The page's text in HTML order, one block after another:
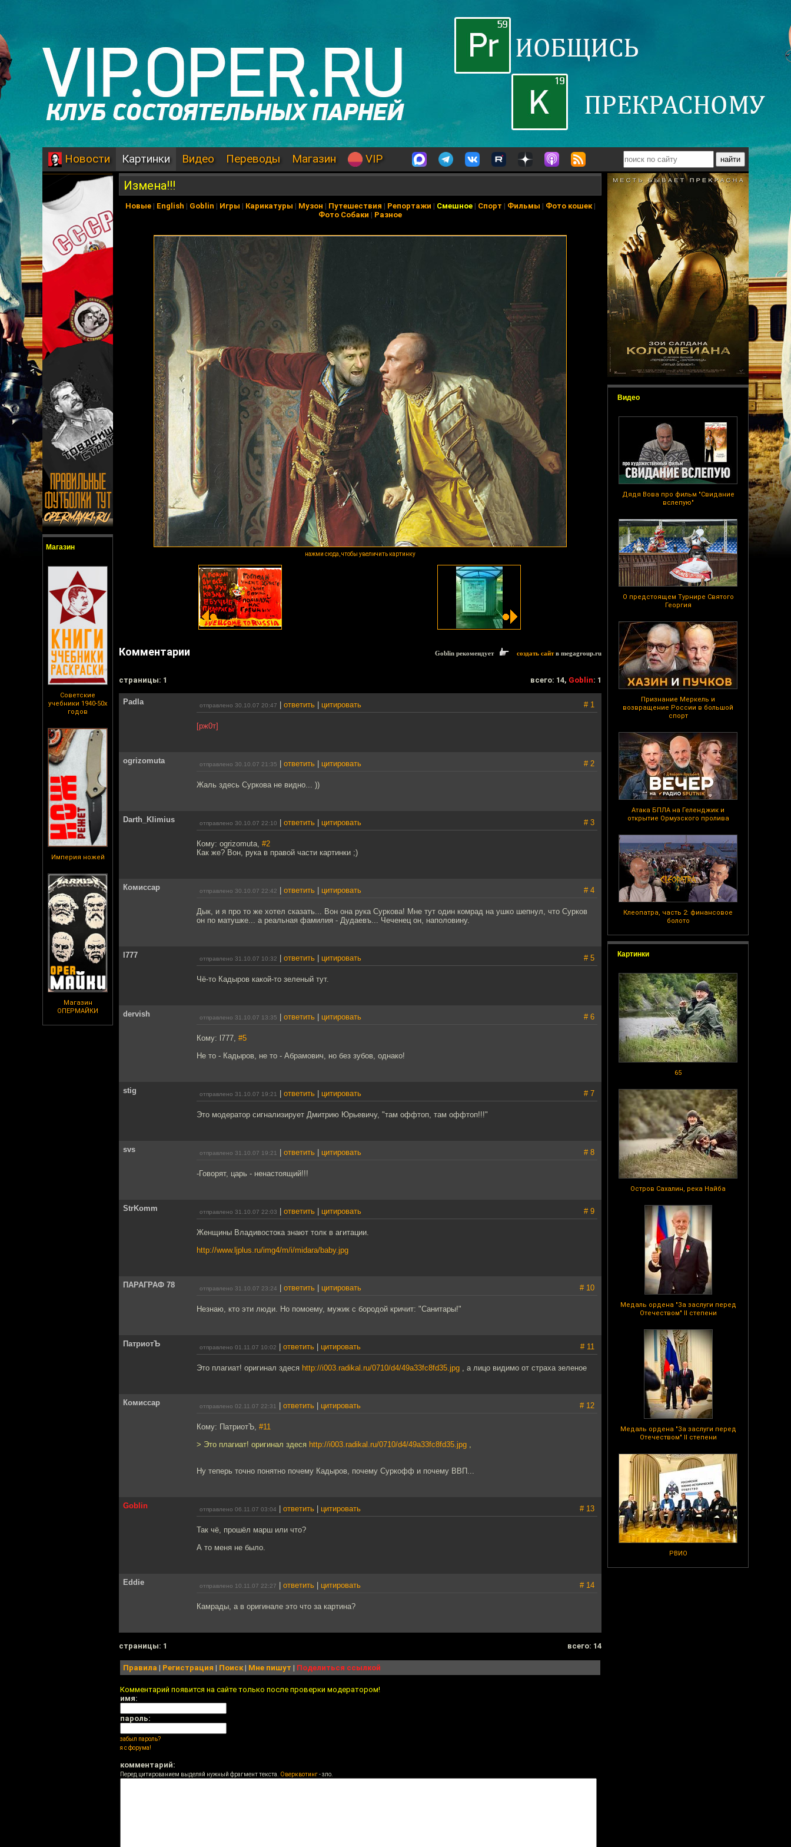
Новости Картинки Видео Переводы Магазин VIP
Магазин
Советские
учебники 1940-50х
годов
Империя ножей
Магазин
ОПЕРМАЙКИ
Видео
Дядя Вова про фильм "Свидание
вслепую"
О предстоящем Турнире Святого
Георгия
Признание Меркель и
возвращение России в большой
спорт
Атака БПЛА на Геленджик и
открытие Ормузского пролива
Клеопатра, часть 2: финансовое
болото
Картинки
65
Остров Сахалин, река Найба
Медаль ордена "За заслуги перед
Отечеством" II степени
Медаль ордена "За заслуги перед
Отечеством" II степени
РВИО
Измена!!!
Новые| English | Goblin | Игры | Карикатуры | Музон | Путешествия | Репортажи | Смешное| Спорт | Фильмы | Фото кошек|
Фото Собаки | Разное
нажми сюда, чтобы увеличить картинку
Комментарии Goblin рекомендует создать сайтв megagroup.ru
cтраницы: 1 всего: 14, Goblin: 1
Padla отправлено 30.10.07 20:47 ответить цитировать # 1
[рж0т]
ogrizomuta отправлено 30.10.07 21:35 ответить цитировать # 2
Жаль здесь Суркова не видно... ))
Darth_Klimius отправлено 30.10.07 22:10 ответить цитировать # 3
Кому: ogrizomuta, #2
Как же? Вон, рука в правой части картинки ;)
Комиссар отправлено 30.10.07 22:42 ответить цитировать # 4
Дык, и я про то же хотел сказать... Вон она рука Суркова! Мне тут один комрад на ушко шепнул, что Сурков
он по матушке... а реальная фамилия - Дудаевъ... Чеченец он, наполовину.
l777 отправлено 31.10.07 10:32 ответить цитировать # 5
Чё-то Кадыров какой-то зеленый тут.
dervish отправлено 31.10.07 13:35 ответить цитировать # 6
Кому: l777, #5
Не то - Кадыров, не то - Абрамович, но без зубов, однако!
stig отправлено 31.10.07 19:21 ответить цитировать # 7
Это модератор сигнализирует Дмитрию Юрьевичу, "там оффтоп, там оффтоп!!!"
svs отправлено 31.10.07 19:21 ответить цитировать # 8
-Говорят, царь - ненастоящий!!!
StrKomm отправлено 31.10.07 22:03 ответить цитировать # 9
Женщины Владивостока знают толк в агитации.
http://www.ljplus.ru/img4/m/i/midara/baby.jpg
ПАРАГРАФ 78 отправлено 31.10.07 23:24 ответить цитировать # 10
Незнаю, кто эти люди. Но помоему, мужик с бородой кричит: "Санитары!"
ПатриотЪ отправлено 01.11.07 10:02 ответить цитировать # 11
Это плагиат! оригинал здеся http://i003.radikal.ru/0710/d4/49a33fc8fd35.jpg , а лицо видимо от страха зеленое
Комиссар отправлено 02.11.07 22:31 ответить цитировать # 12
Кому: ПатриотЪ, #11
> Это плагиат! оригинал здеся http://i003.radikal.ru/0710/d4/49a33fc8fd35.jpg ,
Ну теперь точно понятно почему Кадыров, почему Суркофф и почему ВВП...
Goblin отправлено 06.11.07 03:04 ответить цитировать # 13
Так чё, прошёл марш или что?
А то меня не было.
Eddie отправлено 10.11.07 22:27 ответить цитировать # 14
Камрады, а в оригинале это что за картина?
cтраницы: 1 всего: 14
Правила | Регистрация | Поиск| Мне пишут | Поделиться ссылкой
Комментарий появится на сайте только после проверки модератором!
имя:
пароль:
забыл пароль?
я с форума!
комментарий:
Перед цитированием выделяй нужный фрагмент текста. Оверквотинг- зло.